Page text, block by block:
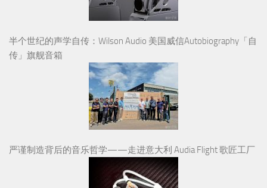
半个世纪的声学自传：Wilson Audio 美国威信Autobiography「自
传」旗舰音箱
严谨制造背后的音乐哲学——走进意大利 Audia Flight 歌匠工厂